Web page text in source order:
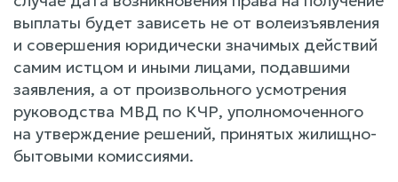
выплаты будет зависеть не от волеизъявления
и совершения юридически значимых действий
самим истцом и иными лицами, подавшими
заявления, а от произвольного усмотрения
руководства МВД по КЧР, уполномоченного
на утверждение решений, принятых жилищно-
бытовыми комиссиями.